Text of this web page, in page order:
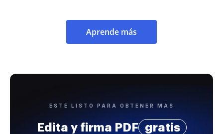
Aprende más
ESTÉ LISTO PARA OBTENER MÁS
Edita y firma PDF gratis